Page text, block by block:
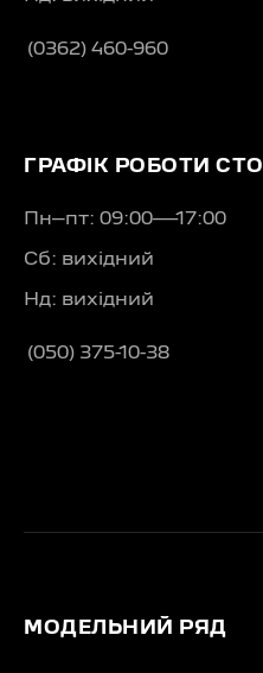
(0362) 460-960
ГРАФІК РОБОТИ СТО
Пн–пт: 09:00—17:00
Сб: вихідний
Нд: вихідний
(050) 375-10-38
МОДЕЛЬНИЙ РЯД